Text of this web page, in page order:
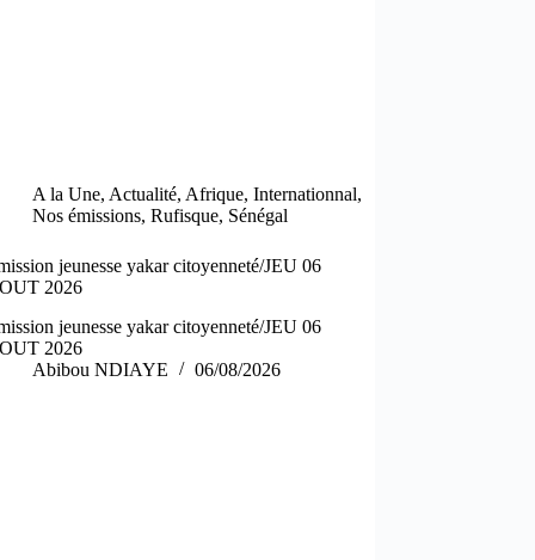
A la Une, Actualité, Afrique,Internationnal,
Nos émissions,Rufisque, Sénégal
jeunesse yakar citoyenneté/JEU 06
2026
jeunesse yakar citoyenneté/JEU 06
2026
Abibou NDIAYE
06/08/2026